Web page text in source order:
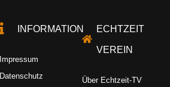
INFORMATION
Impressum
Datenschutz
ECHTZEIT
VEREIN
Über Echtzeit-TV